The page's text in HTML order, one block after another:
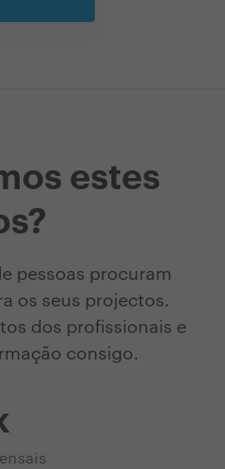
estes
pessoas procuram
os seus projectos.
dos profissionais e
consigo.